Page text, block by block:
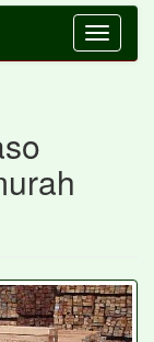
Toggle